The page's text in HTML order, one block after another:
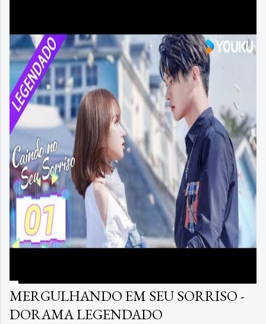
MERGULHANDO EM SEU SORRISO -
DORAMA LEGENDADO